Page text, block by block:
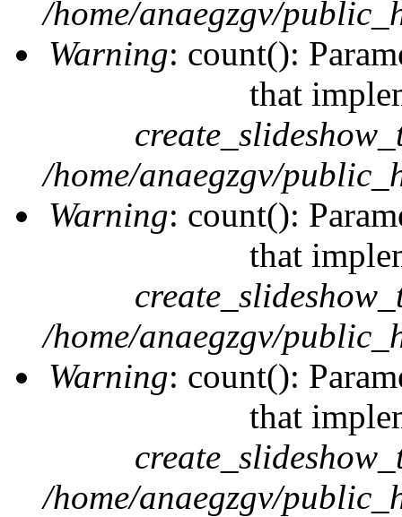
/home/anaegzgv/
Warning: count():
that
/home/anaegzgv/
Warning: count():
that
/home/anaegzgv/
Warning: count():
that
/home/anaegzgv/